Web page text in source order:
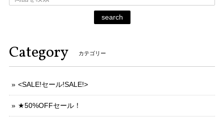
search
Category カテゴリー
<SALE!セール!SALE!>
★50%OFFセール！